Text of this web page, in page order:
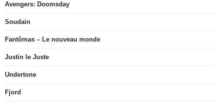
Avengers: Doomsday
Soudain
Fantômas – Le nouveau monde
Justin le Juste
Undertone
Fjord